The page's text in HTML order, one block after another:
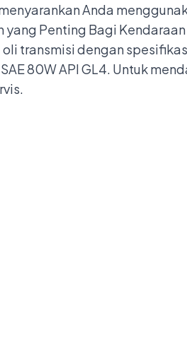
Anda
yang Penting Bagi
transmisi dengan
80W API GL4. Untuk